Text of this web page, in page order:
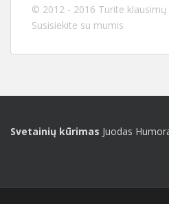
© 2012 - 2016 Turite klausimų
Susisiekite su mumis
Svetainių kūrimas Juodas